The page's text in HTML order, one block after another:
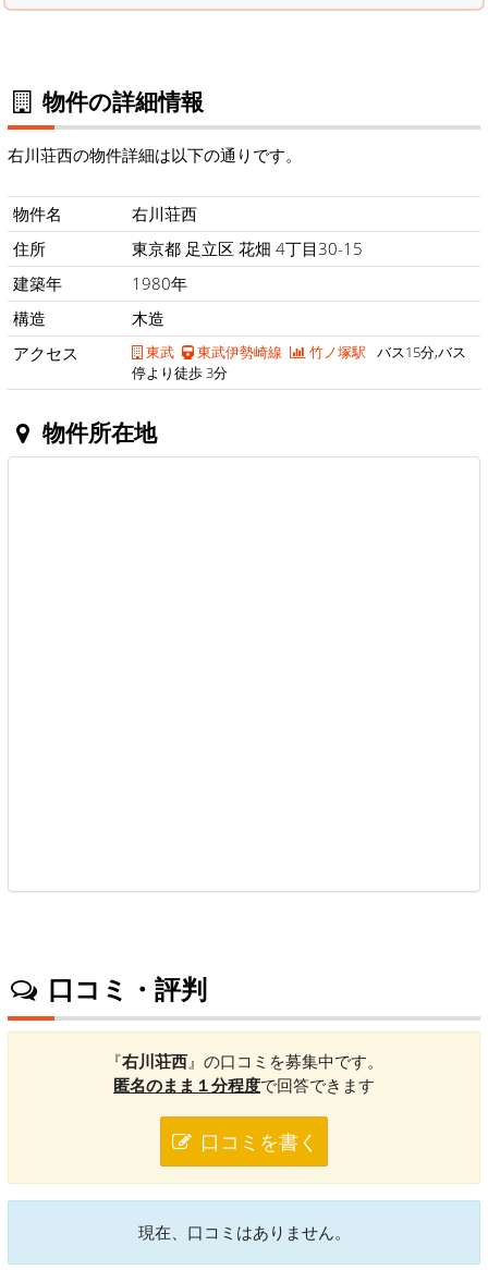
物件の詳細情報
右川荘西の物件詳細は以下の通りです。
物件名
右川荘西
住所
東京都 足立区 花畑 4丁目30-15
建築年
1980年
構造
木造
アクセス
東武 東武伊勢崎線 竹ノ塚駅 バス15分,バス
停より徒歩 3分
物件所在地
口コミ・評判
『右川荘西』の口コミを募集中です。
匿名のまま１分程度で回答できます
口コミを書く
現在、口コミはありません。